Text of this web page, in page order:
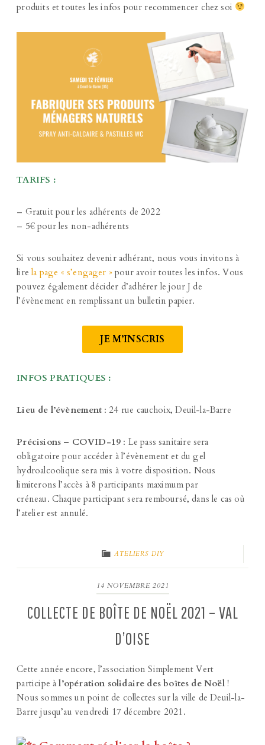
produits et toutes les infos pour recommencer chez soi
TARIFS :
– Gratuit pour les adhérents de 2022
– 5€ pour les non-adhérents
Si vous souhaitez devenir adhérant, nous vous invitons à
lirela page « s’engager » pour avoir toutes les infos. Vous
pouvez également décider d’adhérer le jour J de
l’évènement en remplissant un bulletin papier.
JE M’INSCRIS
INFOS PRATIQUES :
Lieu de l’évènement: 24 rue cauchoix, Deuil-la-Barre
Précisions – COVID-19 : Le pass sanitaire sera
obligatoire pour accéder à l’évènement et du gel
hydroalcoolique sera mis à votre disposition. Nous
limiterons l’accès à 8 participants maximum par
créneau. Chaque participant sera remboursé, dans le cas où
l’atelier est annulé.
ATELIERS DIY
14 NOVEMBRE 2021
COLLECTE DE BOÎTE DE NOËL 2021 – VAL
D’OISE
Cette année encore, l’association Simplement Vert
participe àl’opération solidaire des boîtes de Noël !
Nous sommes un point de collectes sur la ville de Deuil-la-
Barre jusqu’au vendredi 17 décembre 2021.